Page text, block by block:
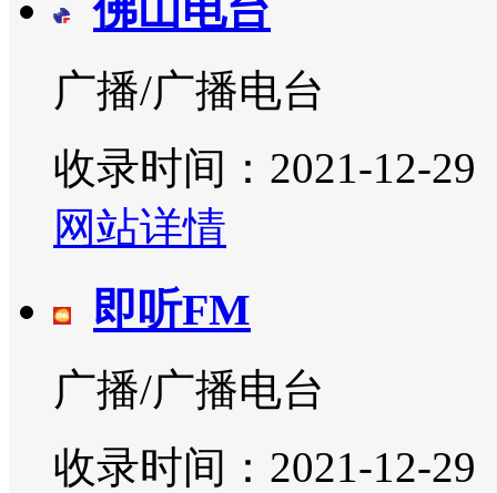
广播/广播电台
收录时间：2021-12-29
网站详情
即听FM
广播/广播电台
收录时间：2021-12-29